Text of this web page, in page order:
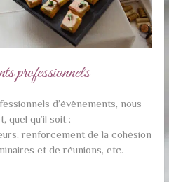
professionnels
d’évènements, nous
quel qu’il soit :
renforcement de la cohésion
et de réunions, etc.